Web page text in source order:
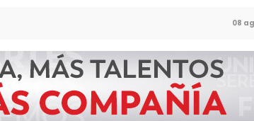
08